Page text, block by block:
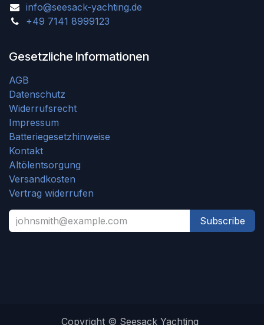
info@seesack-yachting.de
+49 7141 8999123
Gesetzliche Informationen
AGB
Datenschutz
Widerrufsrecht
Impressum
Batteriegesetzhinweise
Kontakt
Altölentsorgung
Versandkosten
Vertrag widerrufen
Subscribe
Copyright © Seesack Yachting